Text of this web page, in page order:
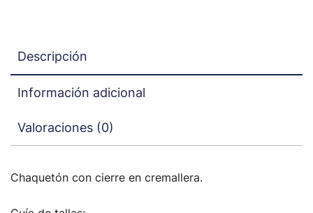
Descripción
Información adicional
Valoraciones (0)
Chaquetón con cierre en cremallera.